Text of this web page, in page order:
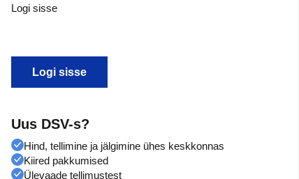
Logi sisse
Logi sisse
Uus DSV-s?
Hind, tellimine ja jälgimine ühes keskkonnas
Kiired pakkumised
Ülevaade tellimustest